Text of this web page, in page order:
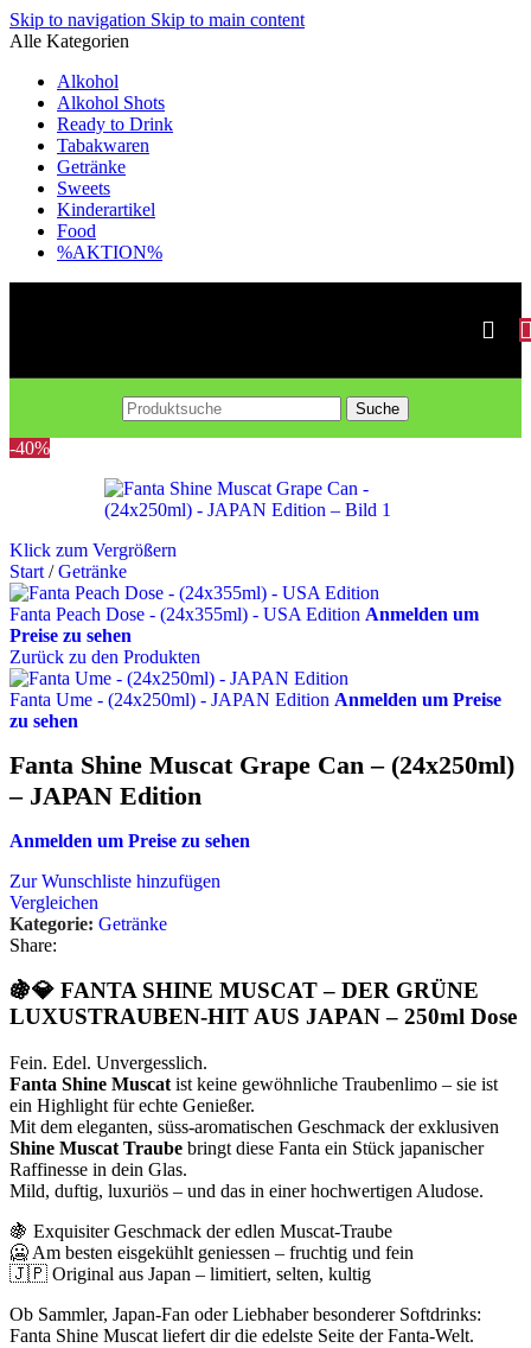
Skip to navigation Skip to main content
Alle Kategorien
Alkohol
Alkohol Shots
Ready to Drink
Tabakwaren
Getränke
Sweets
Kinderartikel
Food
%AKTION%
Suche
-40%
Klick zum Vergrößern
Start / Getränke
Fanta Peach Dose - (24x355ml) - USA Edition Anmelden um
Preise zu sehen
Zurück zu den Produkten
Fanta Ume - (24x250ml) - JAPAN Edition Anmelden um Preise
zu sehen
Fanta Shine Muscat Grape Can – (24x250ml)
– JAPAN Edition
Anmelden um Preise zu sehen
Zur Wunschliste hinzufügen
Vergleichen
Kategorie: Getränke
Share:
🍇💎 FANTA SHINE MUSCAT – DER GRÜNE
LUXUSTRAUBEN-HIT AUS JAPAN – 250ml Dose
Fein. Edel. Unvergesslich.
Fanta Shine Muscat ist keine gewöhnliche Traubenlimo – sie ist
ein Highlight für echte Genießer.
Mit dem eleganten, süss-aromatischen Geschmack der exklusiven
Shine Muscat Traube bringt diese Fanta ein Stück japanischer
Raffinesse in dein Glas.
Mild, duftig, luxuriös – und das in einer hochwertigen Aludose.
🍇 Exquisiter Geschmack der edlen Muscat-Traube
🥶 Am besten eisgekühlt geniessen – fruchtig und fein
🇯🇵 Original aus Japan – limitiert, selten, kultig
Ob Sammler, Japan-Fan oder Liebhaber besonderer Softdrinks:
Fanta Shine Muscat liefert dir die edelste Seite der Fanta-Welt.